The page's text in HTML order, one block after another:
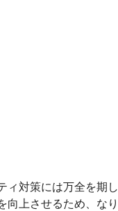
ィ対策には万全を期し
向上させるため、なり